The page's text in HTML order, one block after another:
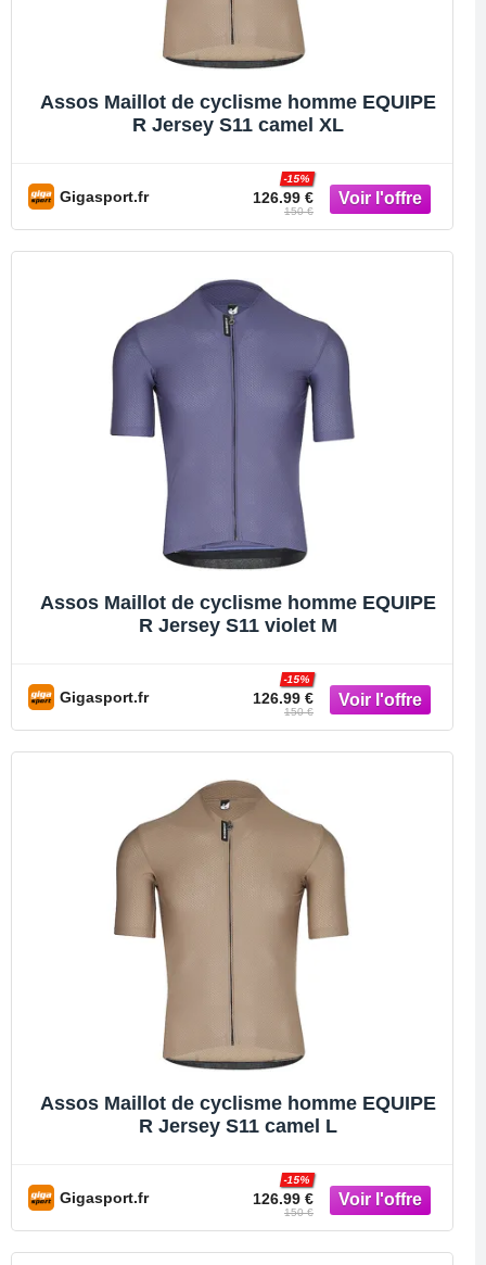
Assos Maillot de cyclisme homme EQUIPE
R Jersey S11 camel XL
Gigasport.fr 126.99 €
-15%
150 €
Assos Maillot de cyclisme homme EQUIPE
R Jersey S11 violet M
Gigasport.fr 126.99 €
-15%
150 €
Assos Maillot de cyclisme homme EQUIPE
R Jersey S11 camel L
Gigasport.fr 126.99 €
-15%
150 €